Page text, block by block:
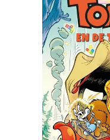
Aanmelden
We gebruiken je
overeenstemming